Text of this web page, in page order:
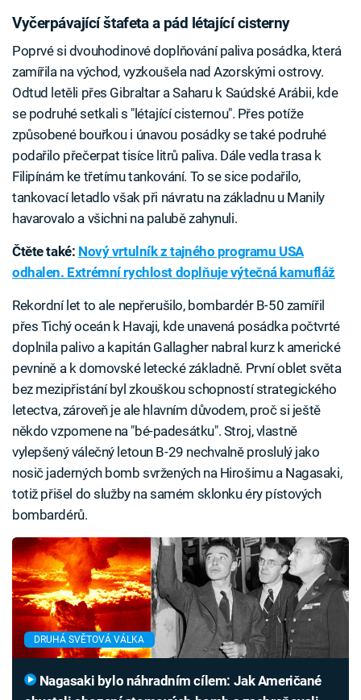
Vyčerpávající štafeta a pád létající cisterny
Poprvé si dvouhodinové doplňování paliva posádka, která
zamířila na východ, vyzkoušela nad Azorskými ostrovy.
Odtud letěli přes Gibraltar a Saharu k Saúdské Arábii, kde
se podruhé setkali s "létající cisternou". Přes potíže
způsobené bouřkou i únavou posádky se také podruhé
podařilo přečerpat tisíce litrů paliva. Dále vedla trasa k
Filipínám ke třetímu tankování. To se sice podařilo,
tankovací letadlo však při návratu na základnu u Manily
havarovalo a všichni na palubě zahynuli.
Čtěte také: Nový vrtulník z tajného programu USA
odhalen. Extrémní rychlost doplňuje výtečná kamufláž
Rekordní let to ale nepřerušilo, bombardér B-50 zamířil
přes Tichý oceán k Havaji, kde unavená posádka počtvrté
doplnila palivo a kapitán Gallagher nabral kurz k americké
pevnině a k domovské letecké základně. První oblet světa
bez mezipřistání byl zkouškou schopností strategického
letectva, zároveň je ale hlavním důvodem, proč si ještě
někdo vzpomene na "bé-padesátku". Stroj, vlastně
vylepšený válečný letoun B-29 nechvalně proslulý jako
nosič jaderných bomb svržených na Hirošimu a Nagasaki,
totiž přišel do služby na samém sklonku éry pístových
bombardérů.
DRUHÁ SVĚTOVÁ VÁLKA